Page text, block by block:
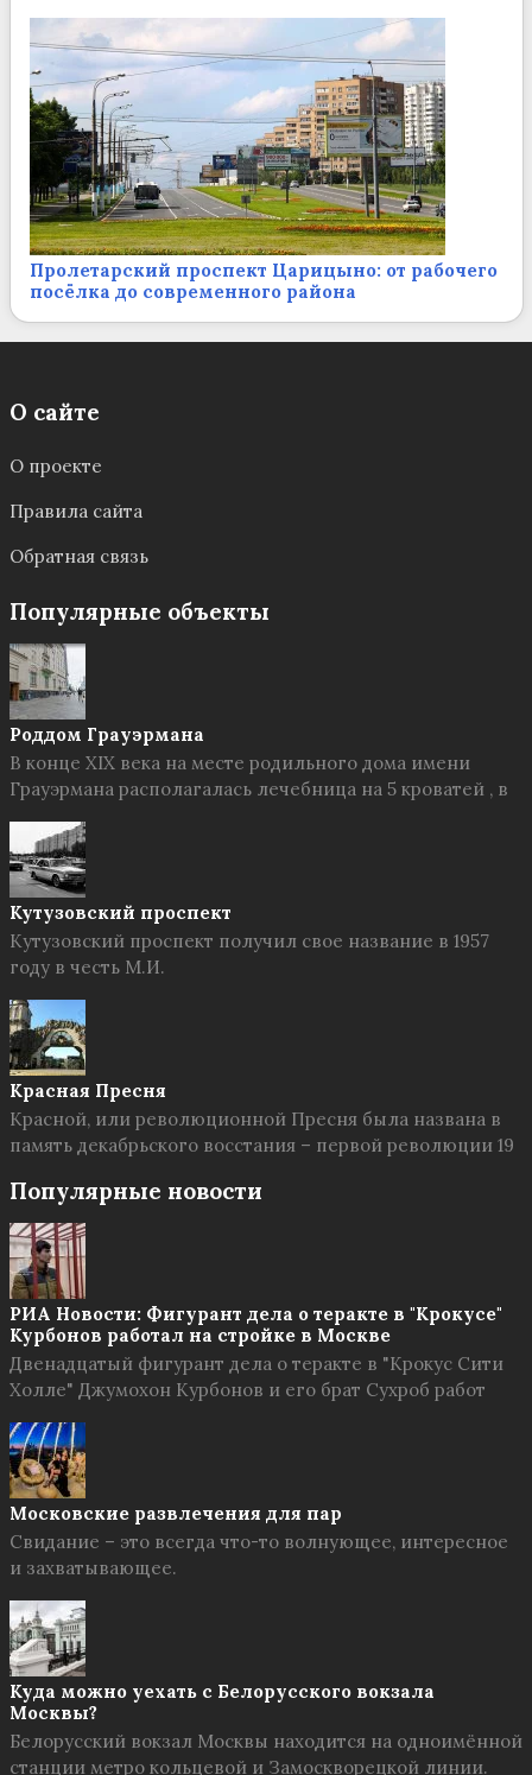
Пролетарский проспект Царицыно: от рабочего
посёлка до современного района
О сайте
О проекте
Правила сайта
Обратная связь
Популярные объекты
Роддом Грауэрмана
В конце XIX века на месте родильного дома имени
Грауэрмана располагалась лечебница на 5 кроватей , в
Кутузовский проспект
Кутузовский проспект получил свое название в 1957
году в честь М.И.
Красная Пресня
Красной, или революционной Пресня была названа в
память декабрьского восстания – первой революции 19
Популярные новости
РИА Новости: Фигурант дела о теракте в "Крокусе"
Курбонов работал на стройке в Москве
Двенадцатый фигурант дела о теракте в "Крокус Сити
Холле" Джумохон Курбонов и его брат Сухроб работ
Московские развлечения для пар
Свидание – это всегда что-то волнующее, интересное
и захватывающее.
Куда можно уехать с Белорусского вокзала
Москвы?
Белорусский вокзал Москвы находится на одноимённой
станции метро кольцевой и Замоскворецкой линии.